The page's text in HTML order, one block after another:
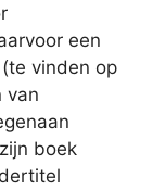
een
vinden op
van
boek